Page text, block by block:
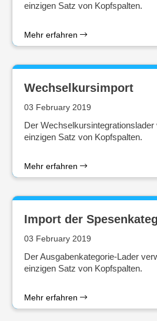
einzigen Satz von Kopfspalten.
Mehr erfahren
Wechselkursimport
03 February 2019
Der
einzigen Satz von Kopfspalten.
Mehr erfahren
Import der
03 February 2019
Der Ausgabenkategorie-Lader
einzigen Satz von Kopfspalten.
Mehr erfahren